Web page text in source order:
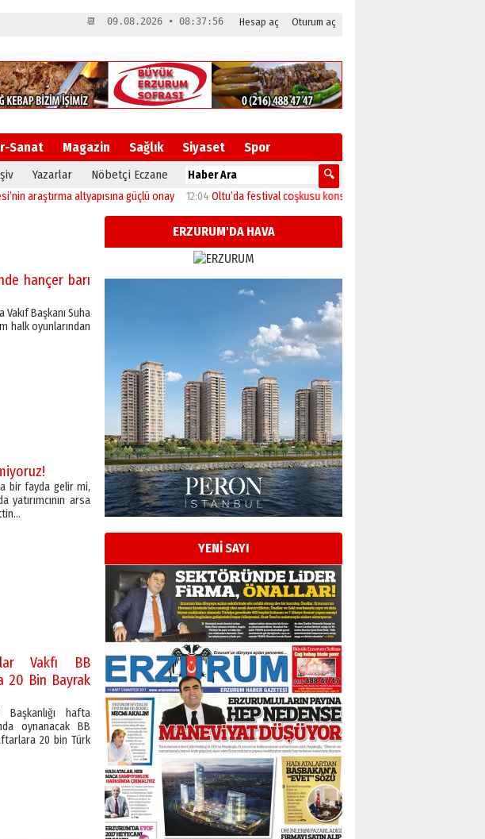
Hesap aç Oturum aç
📆 09.08.2026 • 08:37:57
Sanat Magazin Sağlık Siyaset Spor
Yazarlar Nöbetçi Eczane
altyapısına güçlü onay 12:04 Oltu’da festival coşkusu konserle zirveye ulaştı
hançer barı
Başkanı Suha
halk oyunlarından
bir fayda gelir mi,
yatırımcının arsa
Vakfı BB
20 Bin Bayrak
hafta
oynanacak BB
20 bin Türk
ERZURUM'DA HAVA
YENİ SAYI
Esat BİNDESEN
Başkan Sekmen’den Erzurum’a
bir vizyon proje daha!
02 Ağustos 2026 Pazar
Kadir SABUNCUOĞLU
Erzurumspor’un köşe taşları
29 Haziran 2026 Pazartesi
Kenan GÜLERCİ
Murat Şahsuvaroğlu ERKON’da
çıtayı yukarı taşırken,
yönetimdekiler aşağı
çekmemeli!
17 Şubat 2026 SalıOrhan BOZKURT
Bir fotoğraf, bir şehir, bir
gazeteci… Dizginler kimin
elinde?
31 Mart 2026 Salı
A. Berhan Yılmaz
BİR BÖLÜM DEĞİL, BİR ÖMÜR
SEÇİYORSUNUZ… “NEDEN
ATATÜRK ÜNİVERSİTESİ?”
28 Temmuz 2026 Salı
Ahmet Gökhan YAZICI
Ahmed Yesevi’den bir
Alperen… ”Reisimiz” idi…
Hakka yürüdü.!